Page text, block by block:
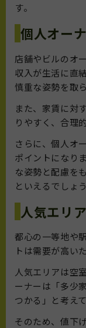
す。
個人オー
店舗やビルのオ
収入が生活に直
慎重な姿勢を取
また、家賃に対
りやすく、合理
さらに、個人オ
ポイントになり
な姿勢と配慮を
といえるでしょう
人気エリ
都心の一等地や
トは需要が高い
人気エリアは空
ーナーは「多少
つかる」と考え
そのため、値下